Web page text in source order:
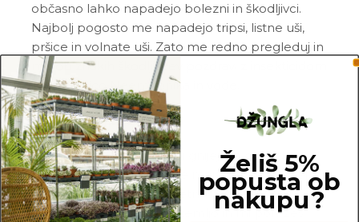
občasno lahko napadejo bolezni in škodljivci.
Najbolj pogosto me napadejo tripsi, listne uši,
pršice in volnate uši. Zato me redno pregleduj in
me ob znakih škodljivcev pozdravi z insekticidom
ali mešanico Neem tonika
Pogoste težave
Gnitje:če opaziš, da mi gnijejo in odpadajo
spodnji listi, medtem ko je moja zemlja precej
mokra, si me po vsej verjetnosti preveč zalil_a.
Prosim, da odstraniš vso zemljo in mi porežeš
Želiš 5%
popusta ob
nakupu?